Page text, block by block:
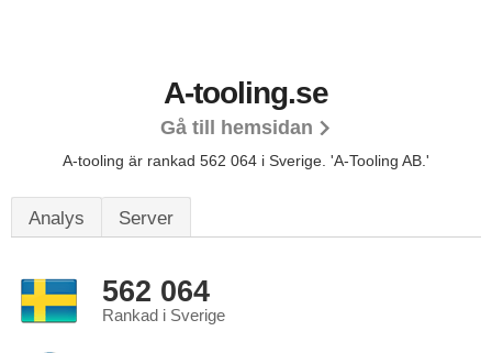
A-tooling.se
Gå till hemsidan
A-tooling är rankad 562 064 i Sverige. 'A-Tooling AB.'
Analys Server
562 064
Rankad i Sverige